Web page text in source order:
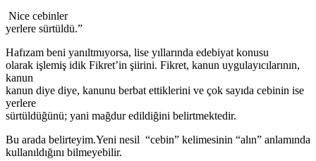
Nice cebinler
yerlere sürtüldü.”
Hafızam beni yanıltmıyorsa, lise yıllarında edebiyat konusu
olarak işlemiş idik Fikret’in şiirini. Fikret, kanun uygulayıcılarının,
kanun
kanun diye diye, kanunu berbat ettiklerini ve çok sayıda cebinin ise
yerlere
sürtüldüğünü; yani mağdur edildiğini belirtmektedir.
Bu arada belirteyim.Yeni nesil “cebin” kelimesinin “alın” anlamında
kullanıldığını bilmeyebilir.